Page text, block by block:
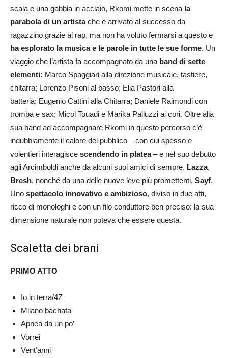
scala e una gabbia in acciaio, Rkomi mette in scena la
parabola di un artistache è arrivato al successo da
ragazzino grazie al rap, ma non ha voluto fermarsi a questo e
ha esplorato la musica e le parole in tutte le sue forme. Un
viaggio che l’artista fa accompagnato da una band di sette
elementi: Marco Spaggiari alla direzione musicale, tastiere,
chitarra; Lorenzo Pisoni al basso; Elia Pastori alla
batteria; Eugenio Cattini alla Chitarra; Daniele Raimondi con
tromba e sax; Micol Touadi e Marika Palluzzi ai cori. Oltre alla
sua band ad accompagnare Rkomi in questo percorso c’è
indubbiamente il calore del pubblico – con cui spesso e
volentieri interagisce scendendo in platea– e nel suo debutto
agli Arcimboldi anche da alcuni suoi amici di sempre, Lazza,
Bresh, nonché da una delle nuove leve più promettenti, Sayf.
Uno spettacolo innovativo e ambizioso, diviso in due atti,
ricco di monologhi e con un filo conduttore ben preciso: la sua
dimensione naturale non poteva che essere questa.
Scaletta dei brani
PRIMO ATTO
Io in terra/4Z
Milano bachata
Apnea da un po’
Vorrei
Vent’anni